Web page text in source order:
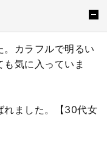
。カラフルで明るい
気に入っていま
れました。【30代女